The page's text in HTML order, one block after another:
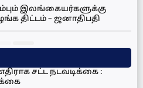
இலங்கையர்களுக்கு
திட்டம் – ஜனாதிபதி
சட்ட நடவடிக்கை :